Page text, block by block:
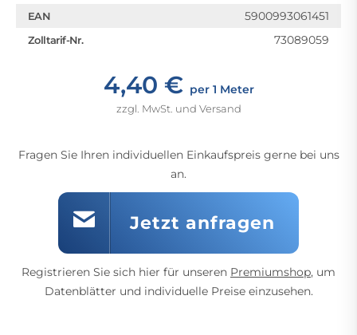
EAN 5900993061451
Zolltarif-Nr. 73089059
4,40 € per 1 Meter
zzgl. MwSt. und Versand
Fragen Sie Ihren individuellen Einkaufspreis gerne bei uns
an.
Jetzt anfragen
Registrieren Sie sich hier für unseren Premiumshop, um
Datenblätter und individuelle Preise einzusehen.